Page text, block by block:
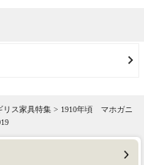
リス家具特集 > 1910年頃 マホガニ